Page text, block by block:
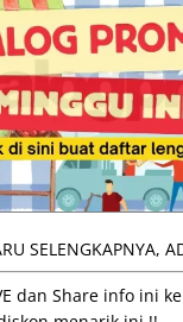
SELENGKAPNYA,
dan Share info ini